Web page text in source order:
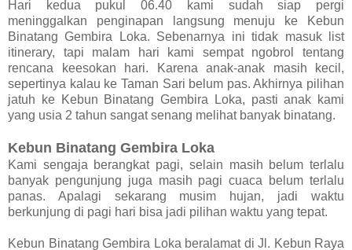
Hari kedua pukul 06.40 kami sudah siap pergi
meninggalkan penginapan langsung menuju ke Kebun
Binatang Gembira Loka. Sebenarnya ini tidak masuk list
itinerary, tapi malam hari kami sempat ngobrol tentang
rencana keesokan hari. Karena anak-anak masih kecil,
sepertinya kalau ke Taman Sari belum pas. Akhirnya pilihan
jatuh ke Kebun Binatang Gembira Loka, pasti anak kami
yang usia 2 tahun sangat senang melihat banyak binatang.
Kebun Binatang Gembira Loka
Kami sengaja berangkat pagi, selain masih belum terlalu
banyak pengunjung juga masih pagi cuaca belum terlalu
panas. Apalagi sekarang musim hujan, jadi waktu
berkunjung di pagi hari bisa jadi pilihan waktu yang tepat.
Kebun Binatang Gembira Loka beralamat di Jl. Kebun Raya